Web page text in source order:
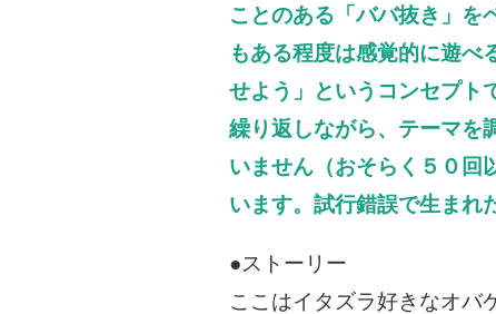
ことのある「ババ抜き」を
もある程度は感覚的に遊べ
せよう」というコンセプト
繰り返しながら、テーマを
いません（おそらく５０回
います。試行錯誤で生まれ
●ストーリー
ここはイタズラ好きなオバ